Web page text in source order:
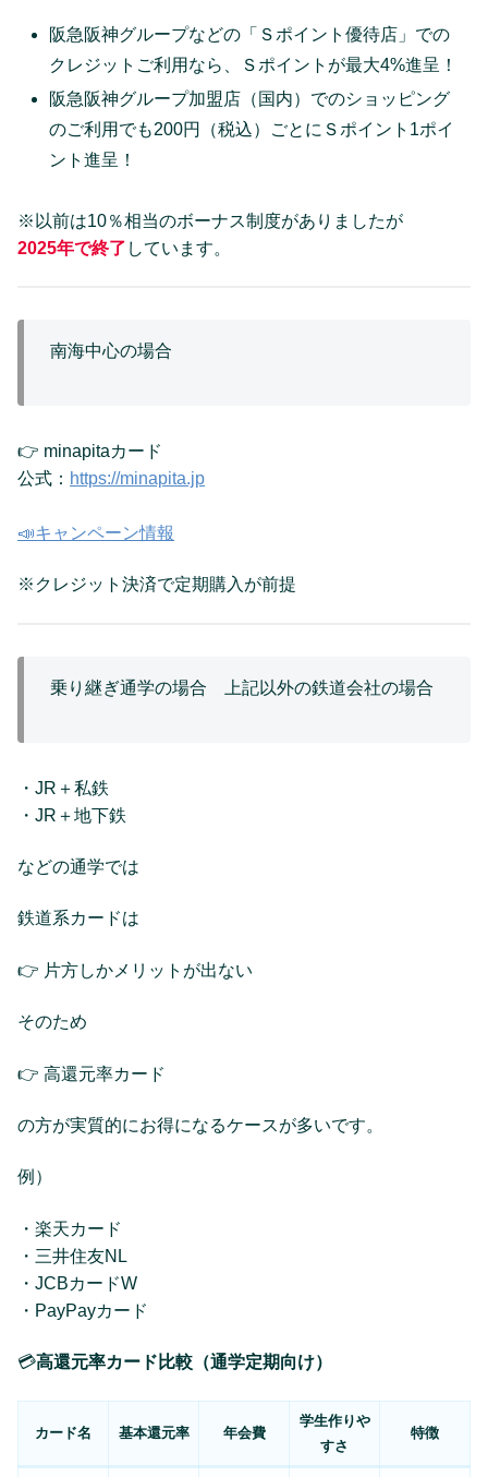
阪急阪神グループなどの「Ｓポイント優待店」での
クレジットご利用なら、Ｓポイントが最大4%進呈！
阪急阪神グループ加盟店（国内）でのショッピング
のご利用でも200円（税込）ごとにＳポイント1ポイ
ント進呈！
※以前は10％相当のボーナス制度がありましたが
2025年で終了 しています。
南海中心の場合
👉 minapitaカード
公式： https://minapita.jp
📣キャンペーン情報
※クレジット決済で定期購入が前提
乗り継ぎ通学の場合 上記以外の鉄道会社の場合
・JR＋私鉄
・JR＋地下鉄
などの通学では
鉄道系カードは
👉 片方しかメリットが出ない
そのため
👉 高還元率カード
の方が実質的にお得になるケースが多いです。
例）
・楽天カード
・三井住友NL
・JCBカードW
・PayPayカード
💳高還元率カード比較（通学定期向け）
カード名 基本還元率 年会費
学生作りや
すさ
特徴